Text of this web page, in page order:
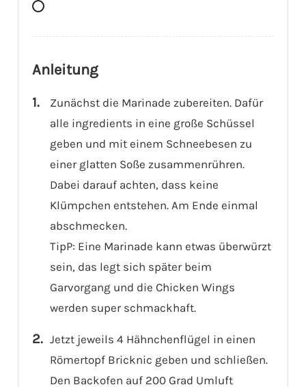
Anleitung
Zunächst die Marinade zubereiten. Dafür
alle ingredients in eine große Schüssel
geben und mit einem Schneebesen zu
einer glatten Soße zusammenrühren.
Dabei darauf achten, dass keine
Klümpchen entstehen. Am Ende einmal
abschmecken.
TipP: Eine Marinade kann etwas überwürzt
sein, das legt sich später beim
Garvorgang und die Chicken Wings
werden super schmackhaft.
Jetzt jeweils 4 Hähnchenflügel in einen
Römertopf Bricknic geben und schließen.
Den Backofen auf 200 Grad Umluft